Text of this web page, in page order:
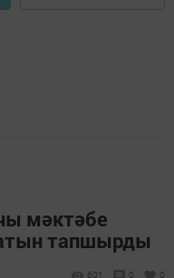
мәктәбе
тапшырды
601 0 0